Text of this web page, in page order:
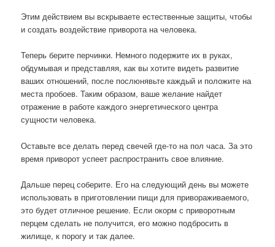
Этим действием вы вскрываете естественные защиты, чтобы
и создать воздействие приворота на человека.
Теперь берите перчинки. Немного подержите их в руках,
обдумывая и представляя, как вы хотите видеть развитие
ваших отношений, после послюнявьте каждый и положите на
места пробоев. Таким образом, ваше желание найдет
отражение в работе каждого энергетического центра
сущности человека.
Оставьте все делать перед свечей где-то на пол часа. За это
время приворот успеет распространить свое влияние.
Дальше перец соберите. Его на следующий день вы можете
использовать в приготовлении пищи для привораживаемого,
это будет отличное решение. Если окорм с приворотным
перцем сделать не получится, его можно подбросить в
жилище, к порогу и так далее.